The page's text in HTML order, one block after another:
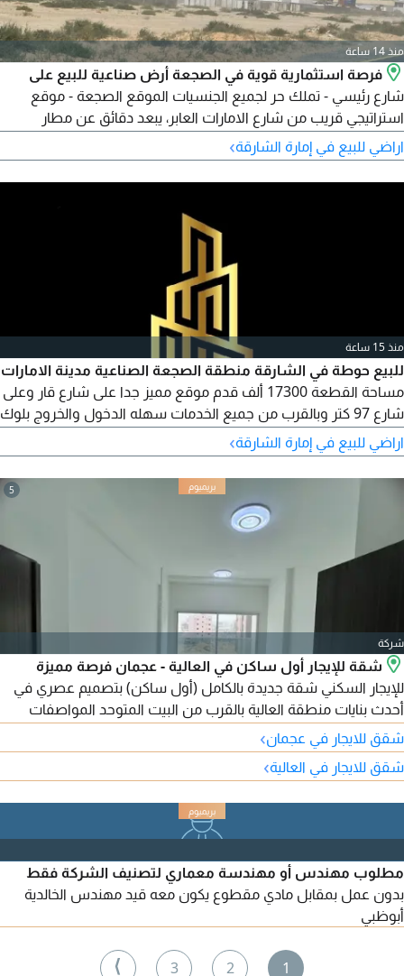
منذ 14 ساعة
فرصة استثمارية قوية في الصجعة أرض صناعية للبيع على
شارع رئيسي - تملك حر لجميع الجنسيات الموقع الصجعة - موقع
استراتيجي قريب من شارع الامارات العابر، يبعد دقائق عن مطار
مربع. التصريح تصريح صناعي (مستودعات + سكن عمال + حوط +
صناعي) المميزات أرض محوطة جاهزة على شارع رئيسي مباشر
اراضي للبيع في إمارة الشارقة›
منذ 15 ساعة
للبيع حوطة في الشارقة منطقة الصجعة الصناعية مدينة الامارات
مساحة القطعة 17300 ألف قدم موقع مميز جدا على شارع قار وعلى
شارع 97 كتر وبالقرب من جميع الخدمات سهله الدخول والخروج بلوك
7 حوطة مسواره في كهرباء ومكتب وحمام ومطبخ وغرفة مطلوب
4600000 درهم مع امكانية التملك الأخوة العرب الوافدين وغير العرب
الأجانب 99 سنة استشاري عقارات
اراضي للبيع في إمارة الشارقة›
5
شركة
شقة للإيجار أول ساكن في العالية - عجمان فرصة مميزة
للإيجار السكني شقة جديدة بالكامل (أول ساكن) بتصميم عصري في
أحدث بنايات منطقة العالية بالقرب من البيت المتوحد المواصفات
بتشطيب راق مطبخ كبير جدا وتكييف مركزي المميزات اطلالة بانورامية
وتقسيمات ممتازة موقع حيوي قريب من جميع الخدمات والمرافق
شقق للايجار في عجمان›
شقق للايجار في العالية›
مطلوب مهندس أو مهندسة معماري لتصنيف الشركة فقط
بدون عمل بمقابل مادي مقطوع يكون معه قيد مهندس الخالدية
أبوظبي
1
2
3
⟩